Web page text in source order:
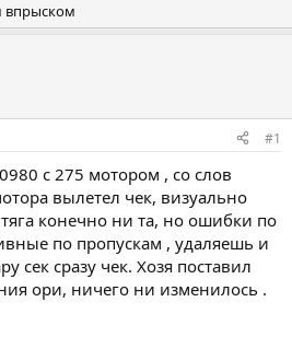
впрыском
#1
с 275 мотором , со слов
вылетел чек, визуально
конечно ни та, но ошибки по
по пропускам , удаляешь и
сек сразу чек. Хозя поставил
ори, ничего ни изменилось .